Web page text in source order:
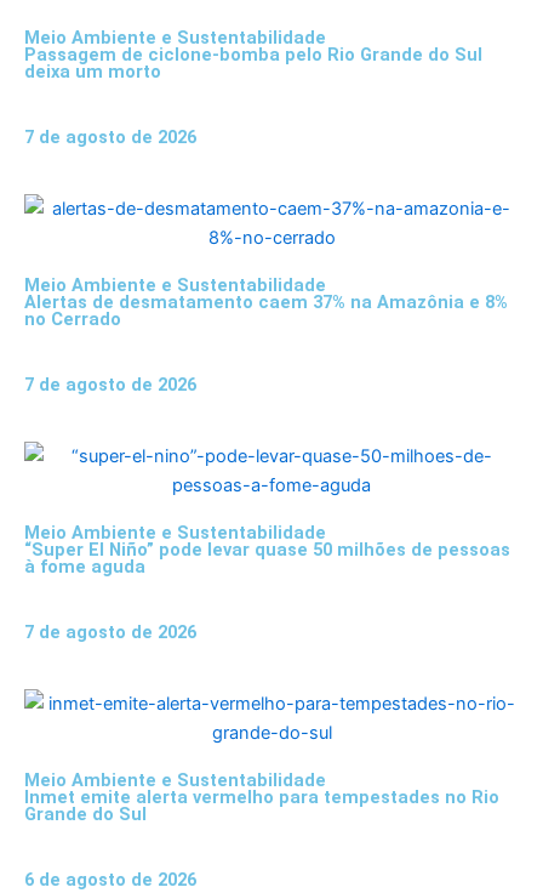
Meio Ambiente e Sustentabilidade
Passagem de ciclone-bomba pelo Rio Grande do Sul
deixa um morto
7 de agosto de 2026
Meio Ambiente e Sustentabilidade
Alertas de desmatamento caem 37% na Amazônia e 8%
no Cerrado
7 de agosto de 2026
Meio Ambiente e Sustentabilidade
“Super El Niño” pode levar quase 50 milhões de pessoas
à fome aguda
7 de agosto de 2026
Meio Ambiente e Sustentabilidade
Inmet emite alerta vermelho para tempestades no Rio
Grande do Sul
6 de agosto de 2026